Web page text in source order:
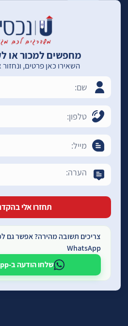
מחפשים למכור או
השאירו כאן פרטים,
צריכים תשובה מהירה? אפשר גם
WhatsApp
שלחו הודעה ב-WhatsApp